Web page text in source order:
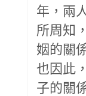
年，兩
所周知
姻的關
也因此
子的關